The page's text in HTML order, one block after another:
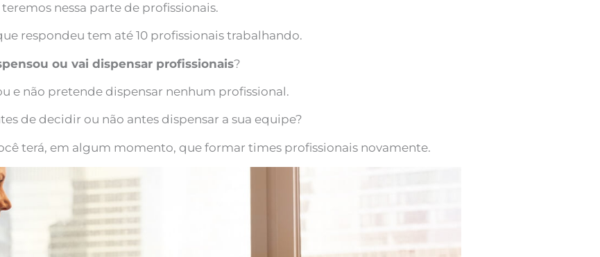
nessa parte de profissionais.
respondeu tem até 10 profissionais trabalhando.
ou vai dispensar profissionais?
e não pretende dispensar nenhum profissional.
de decidir ou não antes dispensar a sua equipe?
terá, em algum momento, que formar times profissionais novamente.